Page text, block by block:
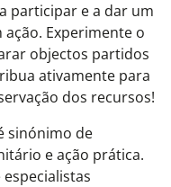
participar e a dar um
Experimente o
objectos partidos
ativamente para
dos recursos!
sinónimo de
e ação prática.